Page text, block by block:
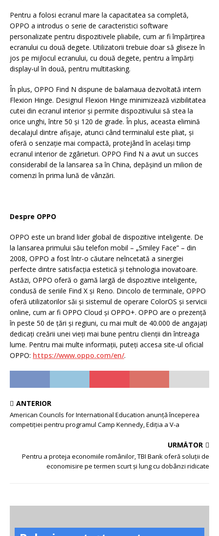
Pentru a folosi ecranul mare la capacitatea sa completă,
OPPO a introdus o serie de caracteristici software
personalizate pentru dispozitivele pliabile, cum ar fi împărțirea
ecranului cu două degete. Utilizatorii trebuie doar să gliseze în
jos pe mijlocul ecranului, cu două degete, pentru a împărți
display-ul în două, pentru multitasking.
În plus, OPPO Find N dispune de balamaua dezvoltată intern
Flexion Hinge. Designul Flexion Hinge minimizează vizibilitatea
cutei din ecranul interior și permite dispozitivului să stea la
orice unghi, între 50 și 120 de grade. În plus, aceasta elimină
decalajul dintre afișaje, atunci când terminalul este pliat, și
oferă o senzație mai compactă, protejând în același timp
ecranul interior de zgârieturi. OPPO Find N a avut un succes
considerabil de la lansarea sa în China, depășind un milion de
comenzi în prima lună de vânzări.
Despre OPPO
OPPO este un brand lider global de dispozitive inteligente. De
la lansarea primului său telefon mobil – „Smiley Face” – din
2008, OPPO a fost într-o căutare neîncetată a sinergiei
perfecte dintre satisfacția estetică și tehnologia inovatoare.
Astăzi, OPPO oferă o gamă largă de dispozitive inteligente,
condusă de seriile Find X și Reno. Dincolo de terminale, OPPO
oferă utilizatorilor săi și sistemul de operare ColorOS și servicii
online, cum ar fi OPPO Cloud și OPPO+. OPPO are o prezență
în peste 50 de țări și regiuni, cu mai mult de 40.000 de angajați
dedicați creării unei vieți mai bune pentru clienții din întreaga
lume. Pentru mai multe informații, puteți accesa site-ul oficial
OPPO: https://www.oppo.com/en/.
ANTERIOR
American Councils for International Education anunță începerea
competiției pentru programul Camp Kennedy, Ediția a V-a
URMĂTOR
Pentru a proteja economiile românilor, TBI Bank oferă soluții de
economisire pe termen scurt și lung cu dobânzi ridicate